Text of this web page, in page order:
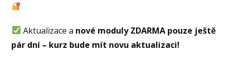
Aktualizace a nové moduly ZDARMA pouze ještě
pár dní – kurz bude mít novu aktualizaci!